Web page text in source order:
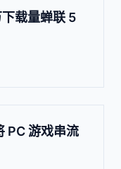
载量蝉联 5
PC 游戏串流